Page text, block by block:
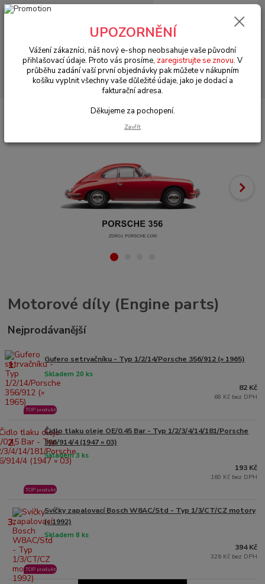
Menu
Hledat
+420 602 330 329
0 Kč
Porsche 356/911/912 Motorové díly (Engine parts)
Motorové díly (Engine parts)
Nejprodávanější
1. Gufero setrvačníku - Typ 1/2/14/Porsche 356/912 (» 1965)
Skladem 20 ks
TOP produkt
82 Kč
68 Kč bez DPH
2.
Čidlo tlaku oleje OE/0.45 Bar - Typ 1/2/3/4/14/181/Porsche
356/914/4 (1947 » 03)
Skladem 3 ks
TOP produkt
193 Kč
160 Kč bez DPH
3.
Svíčky zapalovací Bosch W8AC/Std - Typ 1/3/CT/CZ motory
(» 1992)
Skladem 8 ks
TOP produkt
394 Kč
326 Kč bez DPH
UPOZORNĚNÍ
Vážení zákazníci, náš nový e-shop neobsahuje vaše původní
přihlašovací údaje. Proto vás prosíme, zaregistrujte se znovu. V
průběhu zadání vaší první objednávky pak můžete v nákupním
košíku vyplnit všechny vaše důležité údaje, jako je dodací a
fakturační adresa.
Děkujeme za pochopení.
Zavřít